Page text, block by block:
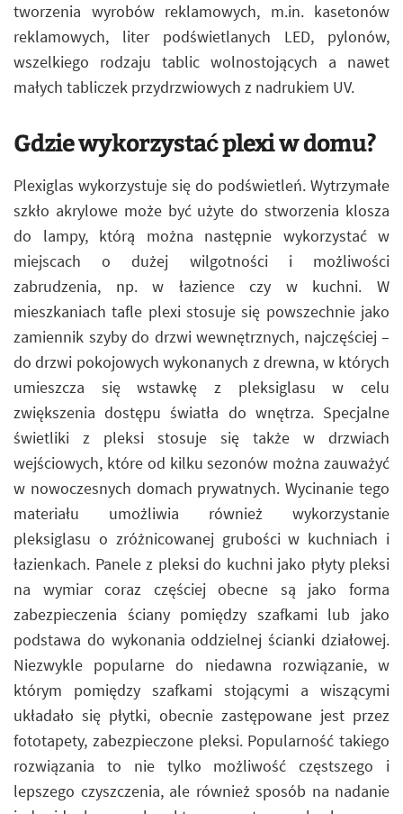
tworzenia wyrobów reklamowych, m.in. kasetonów
reklamowych, liter podświetlanych LED, pylonów,
wszelkiego rodzaju tablic wolnostojących a nawet
małych tabliczek przydrzwiowych z nadrukiem UV.
Gdzie wykorzystać plexi w domu?
Plexiglas wykorzystuje się do podświetleń. Wytrzymałe
szkło akrylowe może być użyte do stworzenia klosza
do lampy, którą można następnie wykorzystać w
miejscach o dużej wilgotności i możliwości
zabrudzenia, np. w łazience czy w kuchni. W
mieszkaniach tafle plexi stosuje się powszechnie jako
zamiennik szyby do drzwi wewnętrznych, najczęściej –
do drzwi pokojowych wykonanych z drewna, w których
umieszcza się wstawkę z pleksiglasu w celu
zwiększenia dostępu światła do wnętrza. Specjalne
świetliki z pleksi stosuje się także w drzwiach
wejściowych, które od kilku sezonów można zauważyć
w nowoczesnych domach prywatnych. Wycinanie tego
materiału umożliwia również wykorzystanie
pleksiglasu o zróżnicowanej grubości w kuchniach i
łazienkach. Panele z pleksi do kuchni jako płyty pleksi
na wymiar coraz częściej obecne są jako forma
zabezpieczenia ściany pomiędzy szafkami lub jako
podstawa do wykonania oddzielnej ścianki działowej.
Niezwykle popularne do niedawna rozwiązanie, w
którym pomiędzy szafkami stojącymi a wiszącymi
układało się płytki, obecnie zastępowane jest przez
fototapety, zabezpieczone pleksi. Popularność takiego
rozwiązania to nie tylko możliwość częstszego i
lepszego czyszczenia, ale również sposób na nadanie